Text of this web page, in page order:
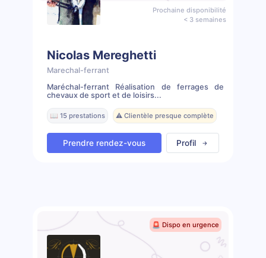
Prochaine disponibilité
< 3 semaines
Nicolas Mereghetti
Marechal-ferrant
Maréchal-ferrant Réalisation de ferrages de
chevaux de sport et de loisirs...
📖 15 prestations ⚠️ Clientèle presque complète
Prendre rendez-vous Profil
🚨 Dispo en urgence